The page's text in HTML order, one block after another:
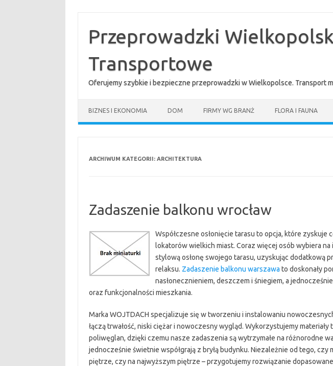
treściPrzeprowadzki
Transportowe
Oferujemy szybkie i bezpieczne przeprowadzki w Wielkopolsce. Transport
BIZNES I EKONOMIA DOM FIRMY WG BRANŻ FLORA I FAUNA
ARCHIWUM KATEGORII: ARCHITEKTURA
Zadaszenie balkonu wrocław
Współczesne osłonięcie tarasu to opcja, które zyskuje
lokatorów wielkich miast. Coraz więcej osób wybiera
stylową osłonę swojego tarasu, uzyskując dodatkową
relaksu. Zadaszenie balkonu warszawa to doskonały
nasłonecznieniem, deszczem i śniegiem, a
oraz funkcjonalności mieszkania.
Marka WOJTDACH specjalizuje się w tworzeniu i instalowaniu
łączą trwałość, niski ciężar i nowoczesny wygląd. Wykorzystujemy materiały
poliwęglan, dzięki czemu nasze zadaszenia są wytrzymałe na różnorodne
jednocześnie świetnie współgrają z bryłą budynku. Niezależnie od tego, czy
piętrze, czy na najwyższym piętrze – przygotujemy rozwiązanie